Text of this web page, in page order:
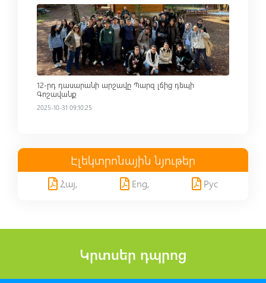
Read more
12-րդ դասարանի արշավը Պարզ լճից դեպի
Գոշավանք
2025-10-31 09:10:25
Էլեկտրոնային նյութեր
Հայ, Eng, Рус
Կրտսեր դպրոց